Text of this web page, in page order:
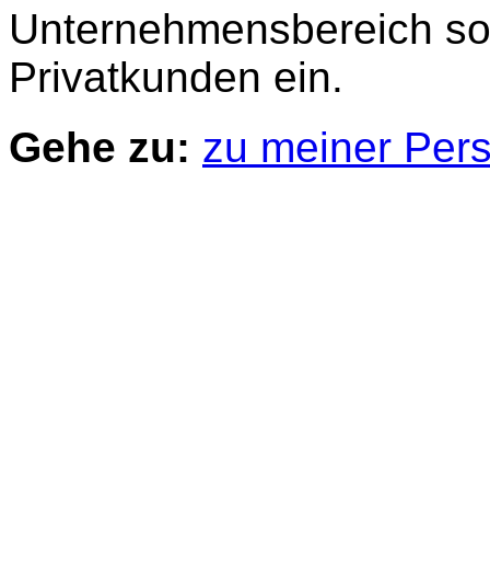
Unternehmensbereich
Privatkunden ein.
Gehe zu: zu meiner